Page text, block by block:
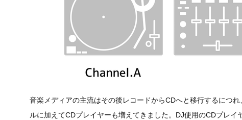
音楽メディアの主流はその後レコードからCDへと移行するにつ
ルに加えてCDプレイヤーも増えてきました。DJ使用のCDプレ